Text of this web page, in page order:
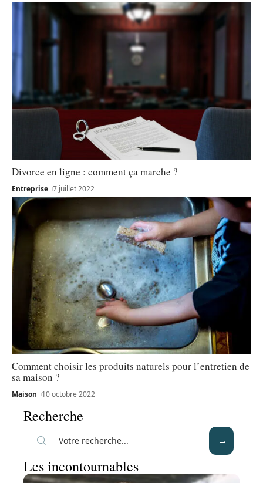
Divorce en ligne : comment ça marche ?
Entreprise 7 juillet 2022
Comment choisir les produits naturels pour l’entretien de
sa maison ?
Maison 10 octobre 2022
Recherche
Les incontournables